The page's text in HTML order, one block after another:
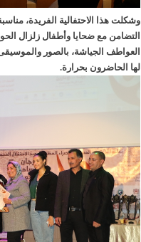
وشكلت هذا الاحتفالية الفريدة،
التضامن مع ضحايا وأطفال زلزال
العواطف الجياشة، بالصور
لها الحاضرون بحرارة.